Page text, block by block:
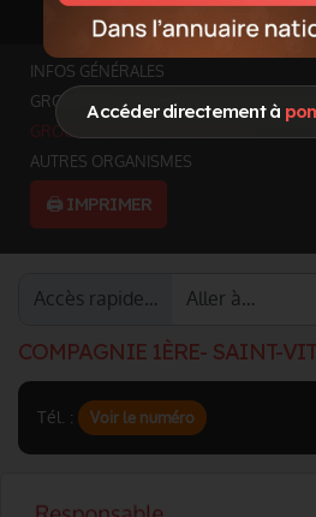
Accéder directement à
Informations
INFOS GÉNÉRALES
GROUPEMENTS ET SERVICES
GROUPEMENTS TERRITORIAUX
AUTRES ORGANISMES
🖨️ IMPRIMER
Accès rapide…
COMPAGNIE 1ÈRE- SAINT-VIT
Tél. : Voir le numéro